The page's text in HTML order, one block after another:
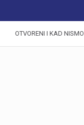
OTVORENI I KAD NISMO